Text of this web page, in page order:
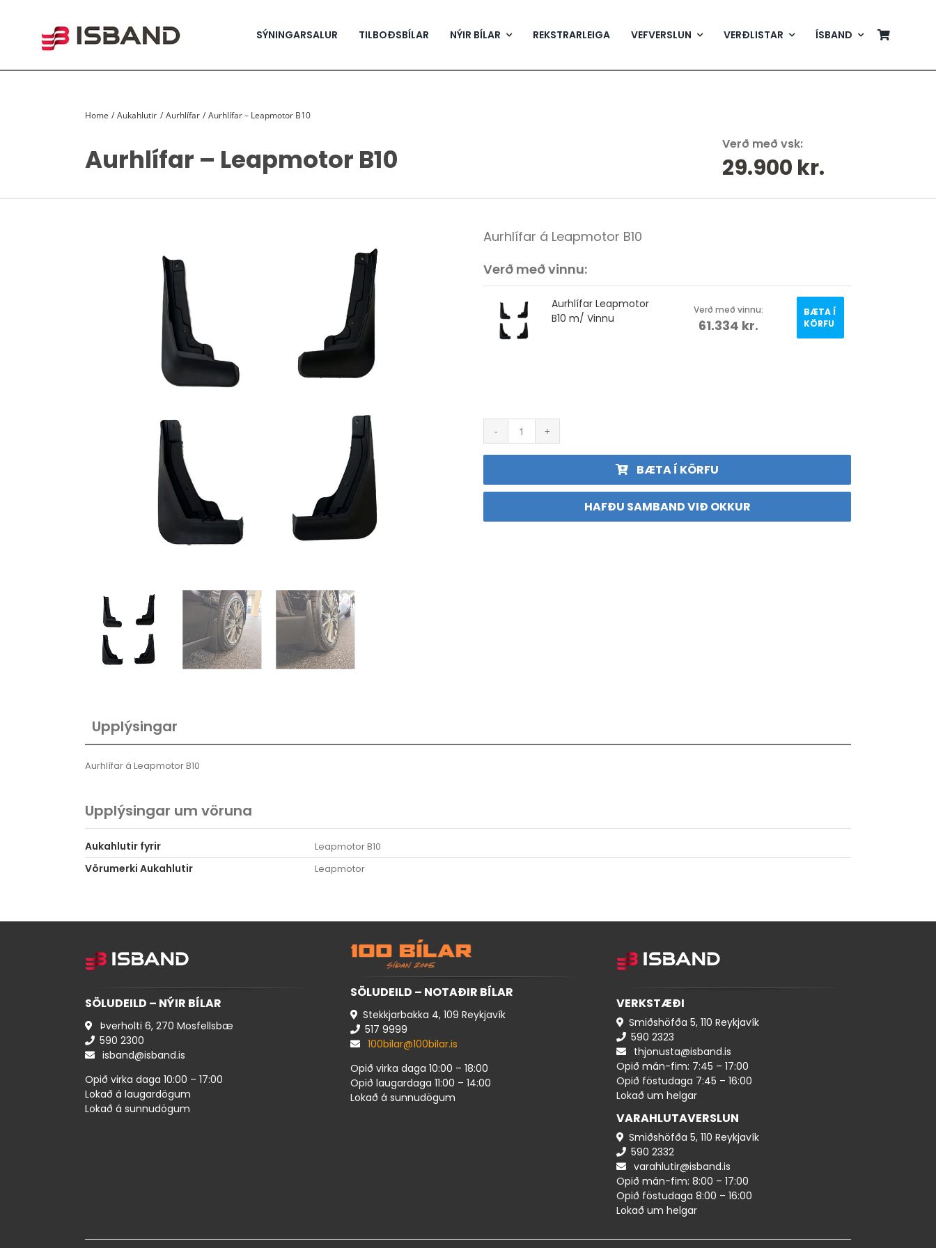
SÝNINGARSALUR TILBOÐSBÍLAR NÝIR BÍLAR REKSTRARLEIGA VEFVERSLUN VERÐLISTAR ÍSBAND
Home Aukahlutir Aurhlífar Aurhlífar – Leapmotor B10
Aurhlífar – Leapmotor B10 Verð með vsk:
29.900 kr.
Aurhlífar á Leapmotor B10
Verð með vinnu:
Aurhlífar Leapmotor
B10 m/ Vinnu
Verð með vinnu:
61.334 kr.
BÆTA Í
KÖRFU
Aurhlífar
quantity
BÆTA Í KÖRFU
HAFÐU SAMBAND VIÐ OKKUR
Upplýsingar
Aurhlífar á Leapmotor B10
Upplýsingar um vöruna
Aukahlutir fyrir Leapmotor B10
Vörumerki Aukahlutir Leapmotor
SÖLUDEILD – NÝIR BÍLAR
Þverholti 6, 270 Mosfellsbæ
590 ​2300
isband@isband.is
Opið virka daga 10:00 – 17:00
Lokað á laugardögum
Lokað á sunnudögum
SÖLUDEILD – NOTAÐIR BÍLAR
Stekkjarbakka 4, 109 Reykjavík
517 ​9999
100bilar@100bilar.is
Opið virka daga 10:00 – 18:00
Opið laugardaga 11:00 – 14:00
Lokað á sunnudögum
VERKSTÆÐI
Smiðshöfða 5, 110 Reykjavík
590 ​​2323
thjonusta@isband.is
Opið mán-fim: 7:45 – 17:00
Opið föstudaga 7:45 – 16:00
Lokað um helgar
VARAHLUTAVERSLUN
Smiðshöfða 5, 110 Reykjavík
590 ​2332
varahlutir@isband.is
Opið mán-fim: 8:00 – 17:00
Opið föstudaga 8:00 – 16:00
Lokað um helgar